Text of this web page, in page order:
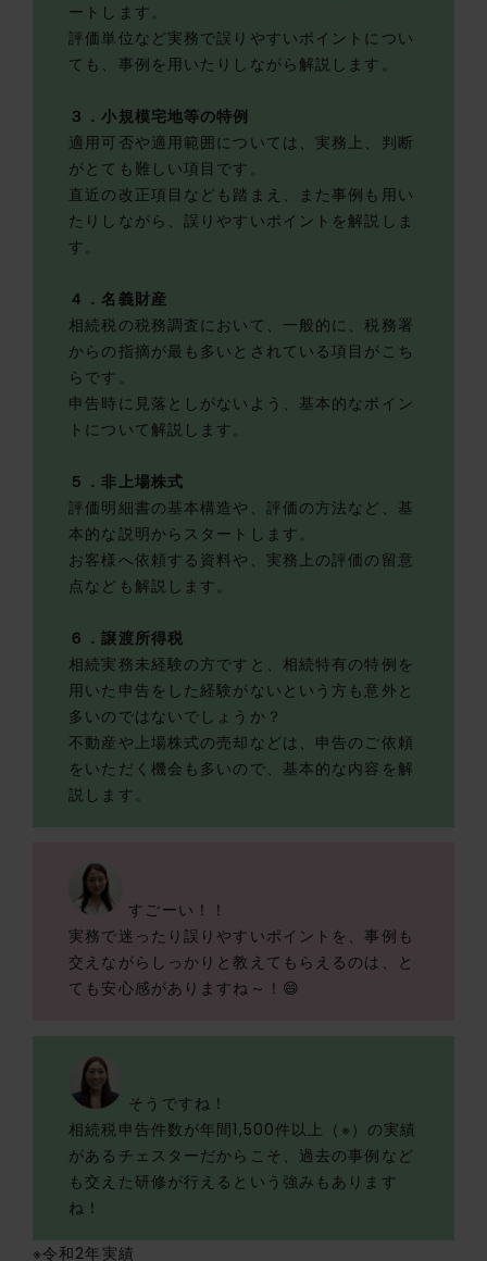
ートします。
評価単位など実務で誤りやすいポイントについ
ても、事例を用いたりしながら解説します。
３．小規模宅地等の特例
適用可否や適用範囲については、実務上、判断
がとても難しい項目です。
直近の改正項目なども踏まえ、また事例も用い
たりしながら、誤りやすいポイントを解説しま
す。
４．名義財産
相続税の税務調査において、一般的に、税務署
からの指摘が最も多いとされている項目がこち
らです。
申告時に見落としがないよう、基本的なポイン
トについて解説します。
５．非上場株式
評価明細書の基本構造や、評価の方法など、基
本的な説明からスタートします。
お客様へ依頼する資料や、実務上の評価の留意
点なども解説します。
６．譲渡所得税
相続実務未経験の方ですと、相続特有の特例を
用いた申告をした経験がないという方も意外と
多いのではないでしょうか？
不動産や上場株式の売却などは、申告のご依頼
をいただく機会も多いので、基本的な内容を解
説します。
すごーい！！
実務で迷ったり誤りやすいポイントを、事例も
交えながらしっかりと教えてもらえるのは、と
ても安心感がありますね～！😄
そうですね！
相続税申告件数が年間1,500件以上（※）の実績
があるチェスターだからこそ、過去の事例など
も交えた研修が行えるという強みもあります
ね！
※令和2年実績